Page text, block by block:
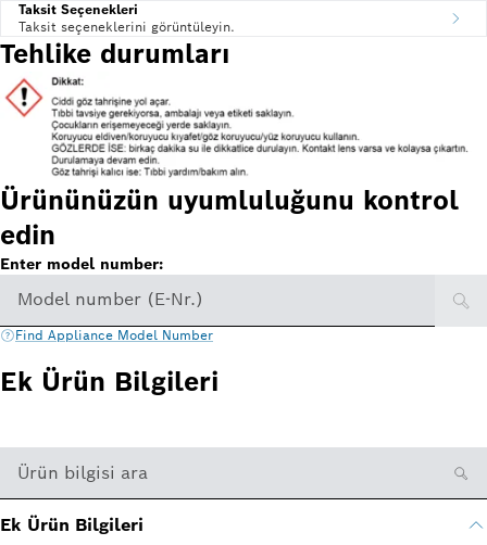
Taksit Seçenekleri
Taksit seçeneklerini görüntüleyin.
Tehlike durumları
Ürününüzün uyumluluğunu kontrol
edin
Enter model number:
Model number (E-Nr.)
Find Appliance Model Number
Ek Ürün Bilgileri
Ürün bilgisi ara
Ek Ürün Bilgileri